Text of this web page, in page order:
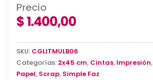
Precio
$1.400,00
SKU: CGLITMULB06
Categorías: 2x45 cm, Cintas, Impresión,
Papel, Scrap, Simple Faz